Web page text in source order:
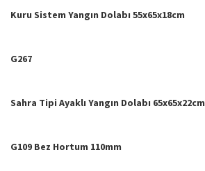
Kuru Sistem Yangın Dolabı 55x65x18cm
G267
Sahra Tipi Ayaklı Yangın Dolabı 65x65x22cm
G109 Bez Hortum 110mm